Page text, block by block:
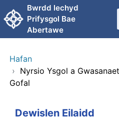
Neidio i'r prif gynnwy
Bwrdd lechyd
Prifysgol Bae
Abertawe
Hafan
› Nyrsio Ysgol a
Gofal
Dewislen Eilaidd